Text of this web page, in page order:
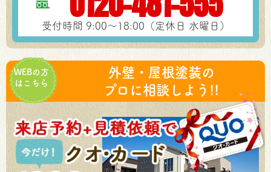
受付時間 9:00～18:00（定休日 水曜日）
WEBの方
はこちら
外壁・屋根塗装の
プロに相談しよう!!